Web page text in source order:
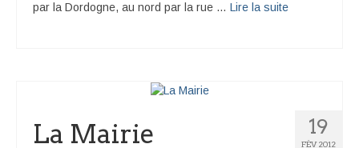
par la Dordogne, au nord par la rue … Lire la suite­­
19
FÉV 2012
La Mairie